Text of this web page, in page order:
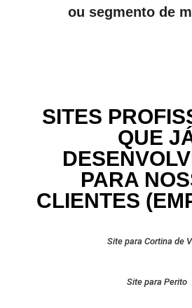
ou segmento de
SITES
QUE
PARA
CLIENTES
Site para Cortina de
Site para Perito